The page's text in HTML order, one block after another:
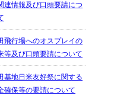
連情報及び口頭要請につ
飛行場へのオスプレイの
等及び口頭要請について
基地日米友好祭に関する
確保等の要請について